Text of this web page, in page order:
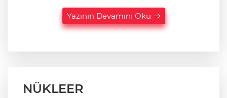
Yazının Devamını Oku
NÜKLEER